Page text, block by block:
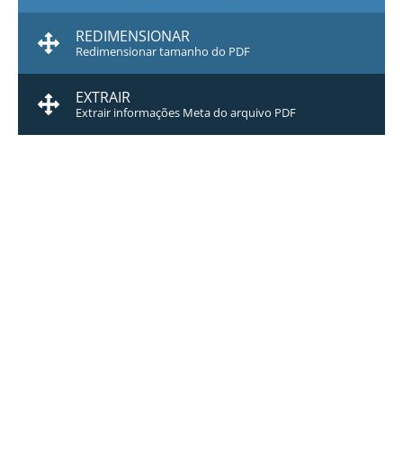
REDIMENSIONAR
Redimensionar tamanho do PDF
EXTRAIR
Extrair informações Meta do arquivo PDF